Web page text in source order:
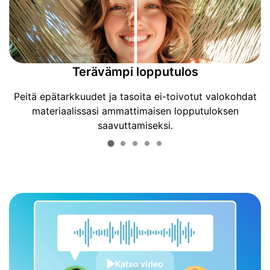
Terävämpi lopputulos
Peitä epätarkkuudet ja tasoita ei-toivotut valokohdat
materiaalissasi ammattimaisen lopputuloksen
saavuttamiseksi.
Katso video